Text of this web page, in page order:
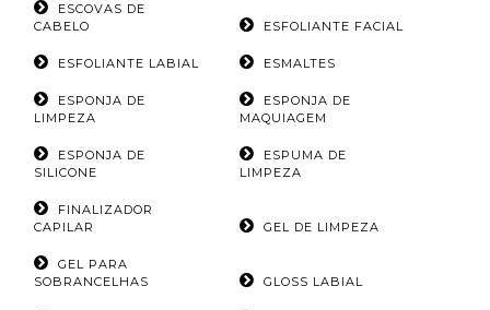
ESCOVAS DE
CABELO
ESFOLIANTE FACIAL
ESFOLIANTE LABIAL ESMALTES
ESPONJA DE
LIMPEZA
ESPONJA DE
MAQUIAGEM
ESPONJA DE
SILICONE
ESPUMA DE
LIMPEZA
FINALIZADOR
CAPILAR
GEL DE LIMPEZA
GEL PARA
SOBRANCELHAS
GLOSS LABIAL